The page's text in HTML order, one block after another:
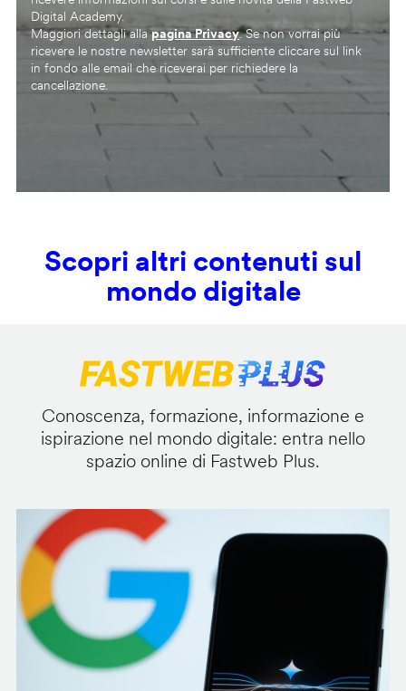
Digital Academy.
Maggiori dettagli allapagina Privacy. Se non vorrai più
ricevere le nostre newsletter sarà sufficiente cliccare sul link
in fondo alle email che riceverai per richiedere la
cancellazione.
Scopri altri contenuti sul
mondo digitale
Conoscenza, formazione, informazione e
ispirazione nel mondo digitale: entra nello
spazio online di Fastweb Plus.